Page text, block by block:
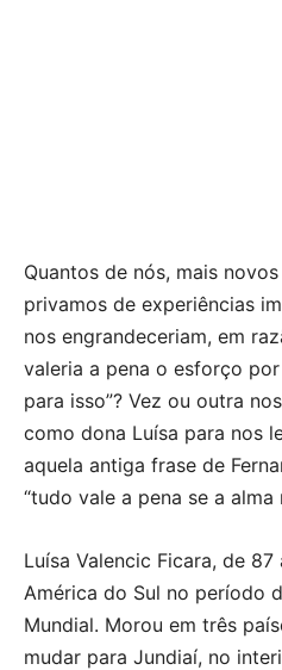
Quantos de nós, mais
privamos de experiências
nos engrandeceriam, em
valeria a pena o esforço
para isso”? Vez ou outra
como dona Luísa para nos
aquela antiga frase de
“tudo vale a pena se a alma
Luísa Valencic Ficara, de
América do Sul no período
Mundial. Morou em três
mudar para Jundiaí, no